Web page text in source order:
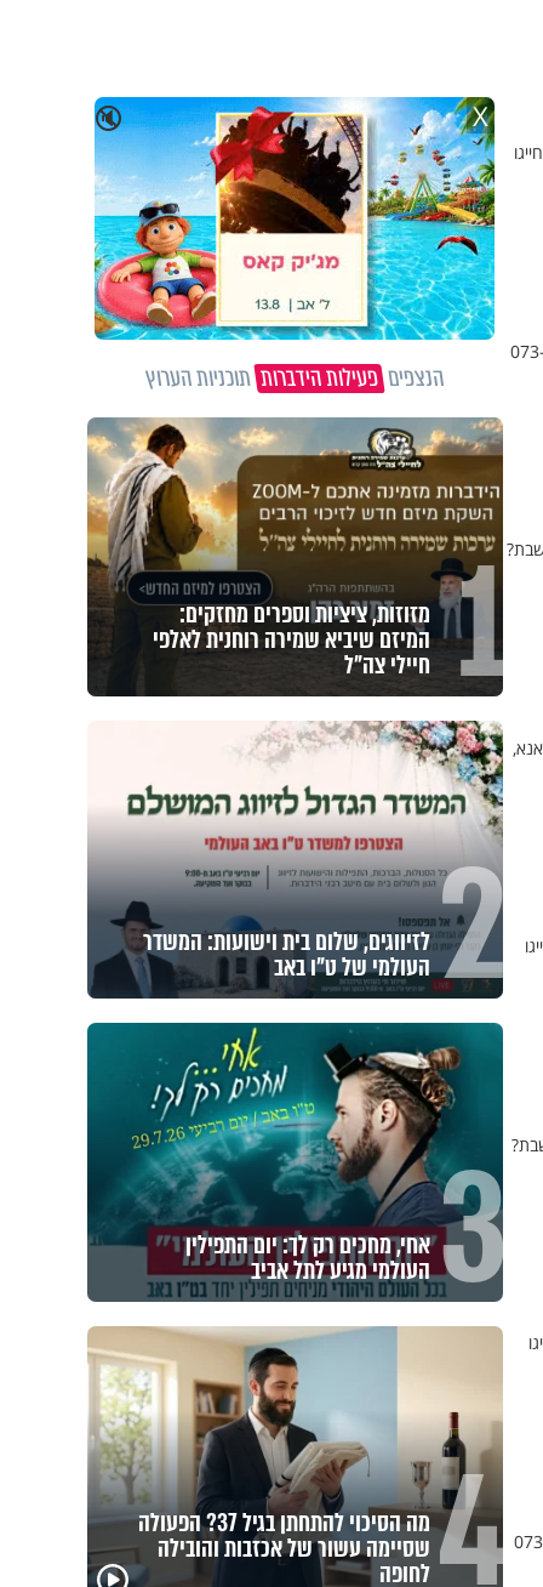
המבצע בעיצומו: חודש ראשון לחלוקה בחינם. מעוניינים לקבל את העלון לחלוקה בביה"כ שלכם, מדי שבת? חייגו 073-
שבת? חייגו 073-2221388
🔇 X
הנצפיםפעילות הידברותתוכניות הערוץ
1 "הגמגום לא מגדיר אותי": ישראל
שטרן על המגבלה שלא עוצרת אותו
2 חלום אדיר: מקבץ סגולות
3 משיבת נפש: הגבול הדק שבין חוסר
טקט לפגיעה בזולת
4 חלום אדיר: חלמתי על בית המקדש
כל אחד מאיתנו הוא עולם